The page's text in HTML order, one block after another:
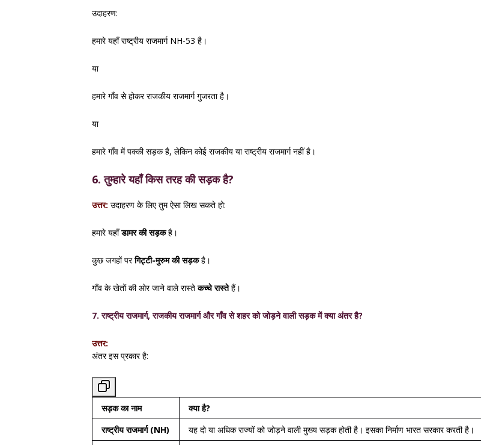
उदाहरण:
हमारे यहाँ राष्ट्रीय राजमार्ग NH-53 है।
या
हमारे गाँव से होकर राजकीय राजमार्ग गुजरता है।
या
हमारे गाँव में पक्की सड़क है, लेकिन कोई राजकीय या राष्ट्रीय राजमार्ग नहीं है।
6. तुम्हारे यहाँ किस तरह की सड़क है?
उत्तर: उदाहरण के लिए तुम ऐसा लिख सकते हो:
हमारे यहाँडामर की सड़कहै।
कुछ जगहों परगिट्टी-मुरुम की सड़कहै।
गाँव के खेतों की ओर जाने वाले रास्तेकच्चे रास्तेहैं।
7. राष्ट्रीय राजमार्ग, राजकीय राजमार्ग और गाँव से शहर को जोड़ने वाली सड़क में क्या अंतर है?
उत्तर:
अंतर इस प्रकार है:
सड़क का नाम
क्या है?
राष्ट्रीय राजमार्ग (NH)
यह दो या अधिक राज्यों को जोड़ने वाली मुख्य सड़क होती है। इसका निर्माण भारत सरकार करती है।